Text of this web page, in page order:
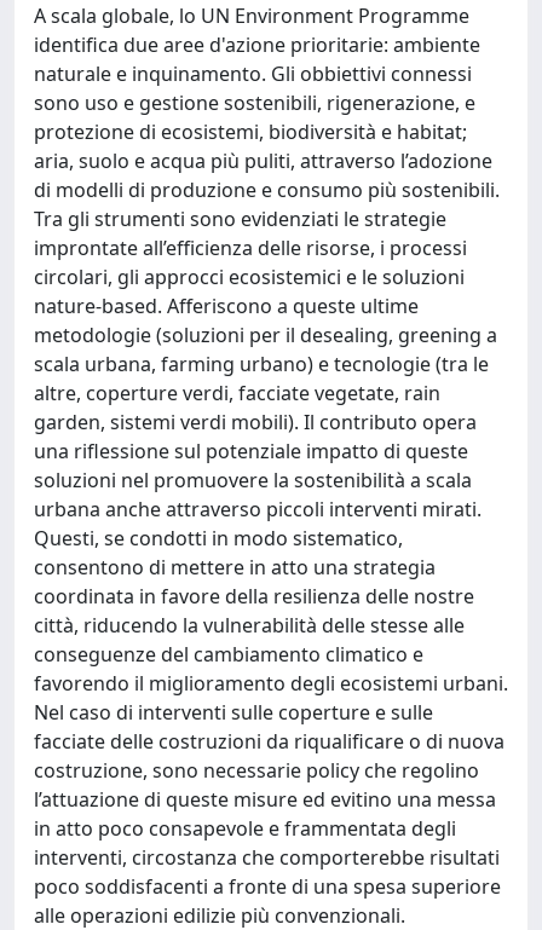
A scala globale, lo UN Environment Programme
identifica due aree d'azione prioritarie: ambiente
naturale e inquinamento. Gli obbiettivi connessi
sono uso e gestione sostenibili, rigenerazione, e
protezione di ecosistemi, biodiversità e habitat;
aria, suolo e acqua più puliti, attraverso l’adozione
di modelli di produzione e consumo più sostenibili.
Tra gli strumenti sono evidenziati le strategie
improntate all’efficienza delle risorse, i processi
circolari, gli approcci ecosistemici e le soluzioni
nature-based. Afferiscono a queste ultime
metodologie (soluzioni per il desealing, greening a
scala urbana, farming urbano) e tecnologie (tra le
altre, coperture verdi, facciate vegetate, rain
garden, sistemi verdi mobili). Il contributo opera
una riflessione sul potenziale impatto di queste
soluzioni nel promuovere la sostenibilità a scala
urbana anche attraverso piccoli interventi mirati.
Questi, se condotti in modo sistematico,
consentono di mettere in atto una strategia
coordinata in favore della resilienza delle nostre
città, riducendo la vulnerabilità delle stesse alle
conseguenze del cambiamento climatico e
favorendo il miglioramento degli ecosistemi urbani.
Nel caso di interventi sulle coperture e sulle
facciate delle costruzioni da riqualificare o di nuova
costruzione, sono necessarie policy che regolino
l’attuazione di queste misure ed evitino una messa
in atto poco consapevole e frammentata degli
interventi, circostanza che comporterebbe risultati
poco soddisfacenti a fronte di una spesa superiore
alle operazioni edilizie più convenzionali.